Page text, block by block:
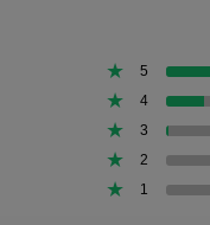
5
4
3
2
1